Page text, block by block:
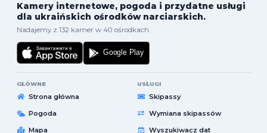
Kamery internetowe, pogoda i przydatne usługi
dla ukraińskich ośrodków narciarskich.
Nadajemy z 132 kamer w 40 ośrodkach.
GŁÓWNE
Strona główna
Pogoda
Mapa
USŁUGI
Skipassy
Wymiana skipassów
Wyszukiwacz dat